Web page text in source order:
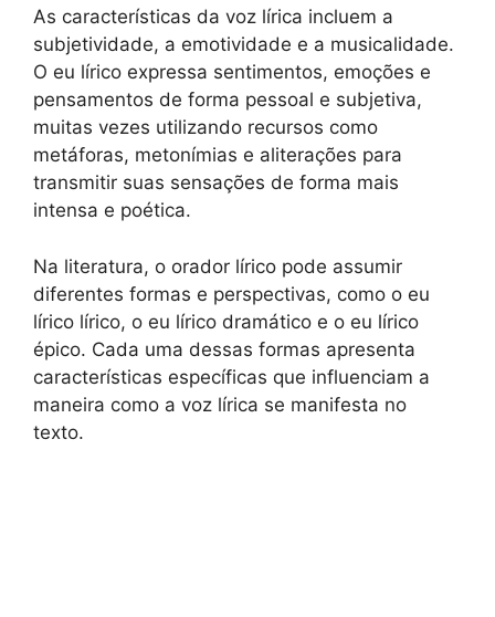
As características da voz lírica incluem a
subjetividade, a emotividade e a musicalidade.
O eu lírico expressa sentimentos, emoções e
pensamentos de forma pessoal e subjetiva,
muitas vezes utilizando recursos como
metáforas, metonímias e aliterações para
transmitir suas sensações de forma mais
intensa e poética.
Na literatura, o orador lírico pode assumir
diferentes formas e perspectivas, como o eu
lírico lírico, o eu lírico dramático e o eu lírico
épico. Cada uma dessas formas apresenta
características específicas que influenciam a
maneira como a voz lírica se manifesta no
texto.